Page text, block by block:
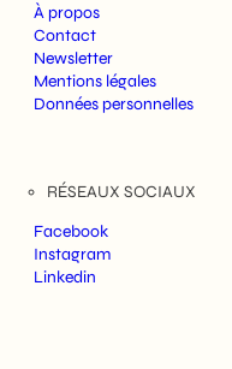
À propos
Contact
Newsletter
Mentions légales
Données personnelles
RÉSEAUX SOCIAUX
Facebook
Instagram
Linkedin